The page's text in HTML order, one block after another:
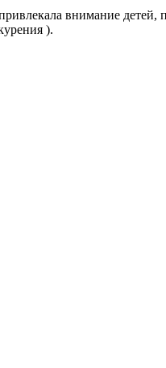
внимание детей,
).